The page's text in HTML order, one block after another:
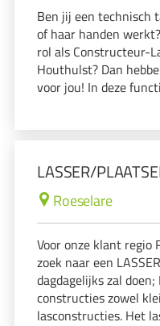
Ben jij een technisch
of haar handen
rol als Constructeur-
Houthulst? Dan
voor jou! In deze
LASSER/
Roeselare
Voor onze klant regio
zoek naar een
dagdagelijks zal
constructies zowel
lasconstructies. Het